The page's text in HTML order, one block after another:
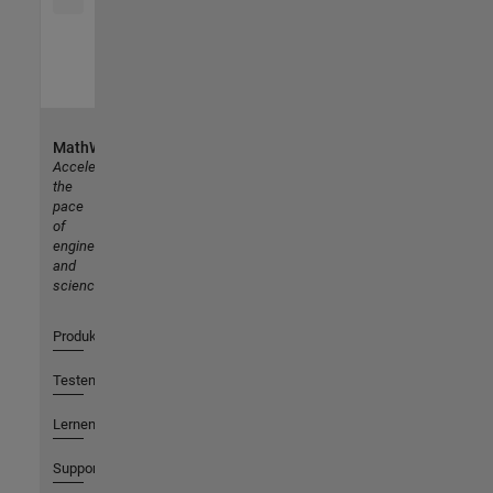
MathWorks
Accelerating
the
pace
of
engineering
and
science
Produkte
Testen oder Kaufen
Lernen
Support